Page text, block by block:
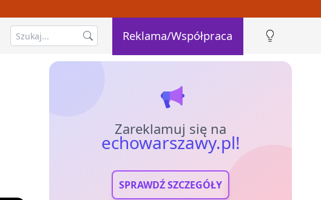
Reklama/Współpraca
Zareklamuj się na
echowarszawy.pl!
SPRAWDŹ SZCZEGÓŁY